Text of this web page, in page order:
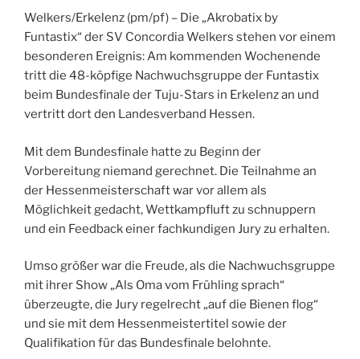
Welkers/Erkelenz (pm/pf) – Die „Akrobatix by
Funtastix“ der SV Concordia Welkers stehen vor einem
besonderen Ereignis: Am kommenden Wochenende
tritt die 48-köpfige Nachwuchsgruppe der Funtastix
beim Bundesfinale der Tuju-Stars in Erkelenz an und
vertritt dort den Landesverband Hessen.
Mit dem Bundesfinale hatte zu Beginn der
Vorbereitung niemand gerechnet. Die Teilnahme an
der Hessenmeisterschaft war vor allem als
Möglichkeit gedacht, Wettkampfluft zu schnuppern
und ein Feedback einer fachkundigen Jury zu erhalten.
Umso größer war die Freude, als die Nachwuchsgruppe
mit ihrer Show „Als Oma vom Frühling sprach“
überzeugte, die Jury regelrecht „auf die Bienen flog“
und sie mit dem Hessenmeistertitel sowie der
Qualifikation für das Bundesfinale belohnte.